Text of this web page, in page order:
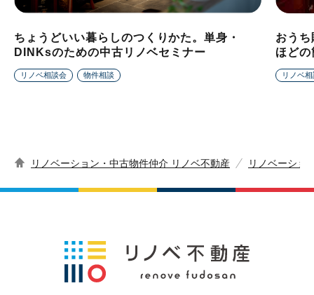
ちょうどいい暮らしのつくりかた。単身・
DINKsのための中古リノベセミナー
リノベ相談会 物件相談
おう
ほど
リノベ
リノベーション・中古物件仲介 リノベ不動産 リノベーショ